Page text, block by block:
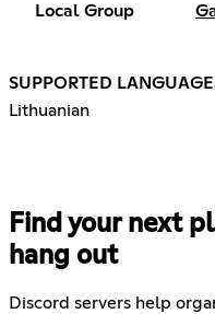
Local Group
SUPPORTED
Lithuanian
Find your next
hang out
Discord servers help